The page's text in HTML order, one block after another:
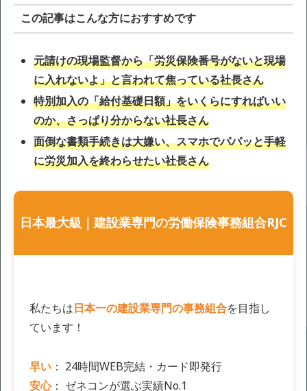
この記事はこんな方におすすめです
元請けの現場監督から「労災保険番号がないと現場
に入れないよ」と言われて焦っている社長さん
特別加入の「給付基礎日額」をいくらにすればいい
のか、さっぱり分からない社長さん
面倒な書類手続きは大嫌い、スマホでパパッと手軽
に労災加入を終わらせたい社長さん
日本最大級｜建設業専門の労働保険事務組合RJC
私たちは日本一の建設業専門の事務組合を目指し
ています！
早い： 24時間WEB完結・カード即発行
安心： ゼネコンが選ぶ実績No.1